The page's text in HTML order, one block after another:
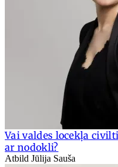
Vai valdes locekļa
ar nodokli?
Atbild Jūlija Sauša